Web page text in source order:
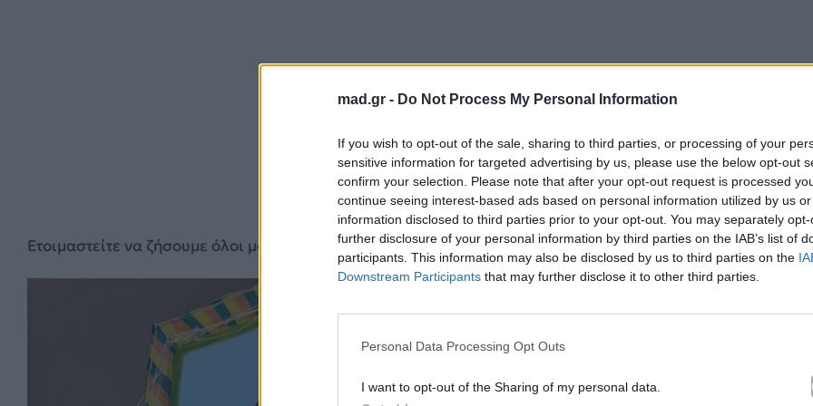
mad.gr - Do Not Process My Personal Information
If you wish to opt-out of the sale, sharing to third parties, or processing of your
sensitive information for targeted advertising by us, please use the below opt-out
confirm your selection. Please note that after your opt-out request is processed
continue seeing interest-based ads based on personal information utilized by us
information disclosed to third parties prior to your opt-out. You may separately
further disclosure of your personal information by third parties on the IAB’s list of
participants. This information may also be disclosed by us to third parties on the
Downstream Participants that may further disclose it to other third parties.
Personal Data Processing Opt Outs
I want to opt-out of the Sharing of my personal data.
Ετοιμαστείτε να ζήσουμε όλοι μαζί την απόλυτη καλοκαιρινή παράνοια!